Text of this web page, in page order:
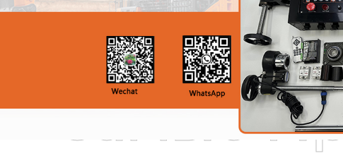
Самые